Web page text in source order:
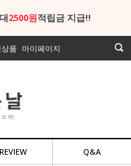
2500원적립금 지급!!
품 마이페이지
REVIEW Q&A